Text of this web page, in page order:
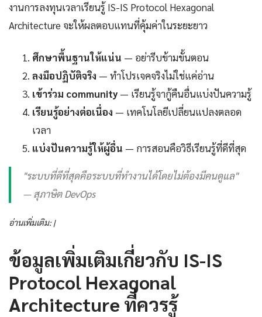
งานการลงทุนเวลาเรียนรู้ IS-IS Protocol Hexagonal
Architecture จะให้ผลตอบแทนที่คุ้มค่าในระยะยาว
ศึกษาพื้นฐานให้แน่น — อย่ารีบข้ามขั้นตอน
ลงมือปฏิบัติจริง — ทำโปรเจคจริงไม่ใช่แค่อ่าน
เข้าร่วม community — เรียนรู้จากู้คืนอื่นแบ่งปันความรู้
เรียนรู้อย่างต่อเนื่อง — เทคโนโลยีเปลี่ยนแปลงตลอด
เวลา
แบ่งปันความรู้ให้ผู้อื่น — การสอนคือวิธีเรียนรู้ที่ดีที่สุด
"ระบบที่ดีที่สุดคือระบบที่ทำงานได้โดยไม่ต้องมีคนดูแล"
— สุภาษิต DevOps
อ่านเพิ่มเติม: |
ข้อมูลเพิ่มเติมเกี่ยวกับ IS-IS
Protocol Hexagonal
Architecture ที่ควรรู้